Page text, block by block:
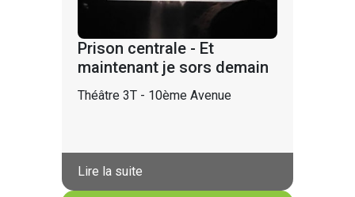
Prison centrale - Et
maintenant je sors demain
Théâtre 3T - 10ème Avenue
Lire la suite